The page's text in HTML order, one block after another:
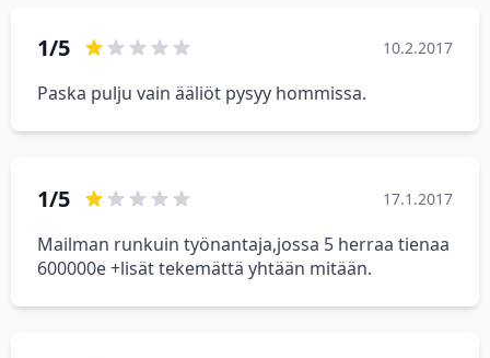
1/5 10.2.2017
Paska pulju vain ääliöt pysyy hommissa.
1/5 17.1.2017
Mailman runkuin työnantaja,jossa 5 herraa tienaa
600000e +lisät tekemättä yhtään mitään.